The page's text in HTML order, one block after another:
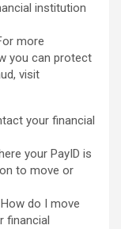
institution
more
you can protect
visit
your financial
your PayID is
to move or
do I move
financial